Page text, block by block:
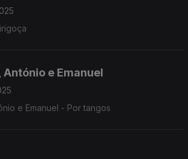
António e Emanuel
e Emanuel - Por tangos